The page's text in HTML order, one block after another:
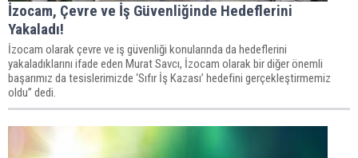
İzocam, Çevre ve İş Güvenliğinde Hedeflerini
Yakaladı!
İzocam olarak çevre ve iş güvenliği konularında da hedeflerini
yakaladıklarını ifade eden Murat Savcı, İzocam olarak bir diğer önemli
başarımız da tesislerimizde ‘Sıfır İş Kazası’ hedefini gerçekleştirmemiz
oldu” dedi.